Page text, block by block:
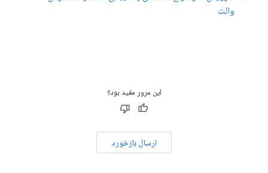
والت
این مرور مفید بود؟
ارسال بازخورد